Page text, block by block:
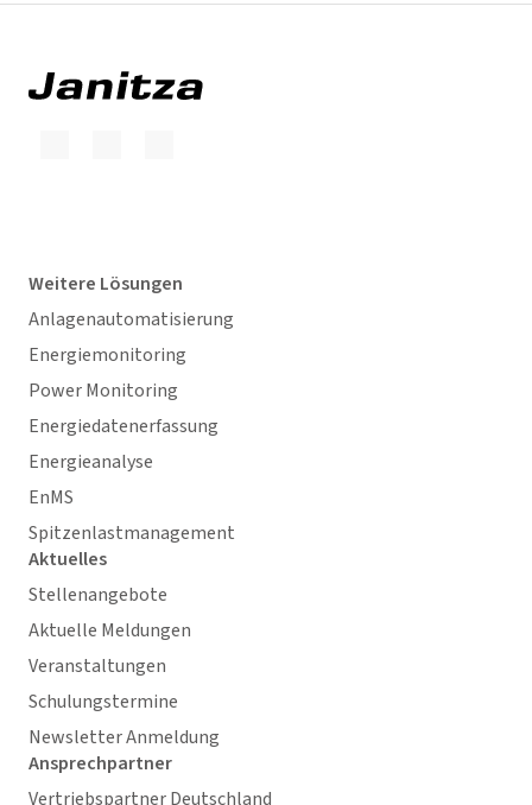
Weitere Lösungen
Anlagenautomatisierung
Energiemonitoring
Power Monitoring
Energiedatenerfassung
Energieanalyse
EnMS
Spitzenlastmanagement
Aktuelles
Stellenangebote
Aktuelle Meldungen
Veranstaltungen
Schulungstermine
Newsletter Anmeldung
Ansprechpartner
Vertriebspartner Deutschland